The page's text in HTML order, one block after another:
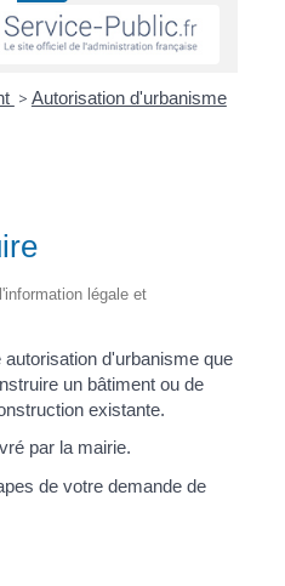
> Autorisation d'urbanisme
légale et
d'urbanisme que
un bâtiment ou de
existante.
par la mairie.
de votre demande de